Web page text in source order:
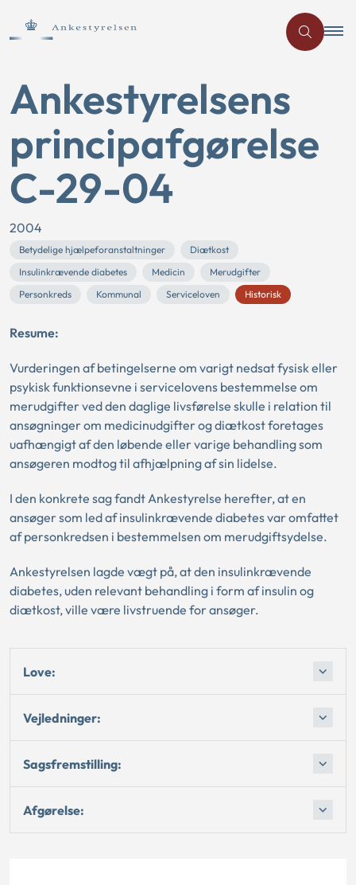
Ankestyrelsens
principafgørelse
C-29-04
2004
Betydelige hjælpeforanstaltninger
Diætkost
Insulinkrævende diabetes
Medicin
Merudgifter
Personkreds
Kommunal Serviceloven Historisk
Resume:
Vurderingen af betingelserne om varigt nedsat fysisk eller
psykisk funktionsevne i servicelovens bestemmelse om
merudgifter ved den daglige livsførelse skulle i relation til
ansøgninger om medicinudgifter og diætkost foretages
uafhængigt af den løbende eller varige behandling som
ansøgeren modtog til afhjælpning af sin lidelse.
I den konkrete sag fandt Ankestyrelse herefter, at en
ansøger som led af insulinkrævende diabetes var omfattet
af personkredsen i bestemmelsen om merudgiftsydelse.
Ankestyrelsen lagde vægt på, at den insulinkrævende
diabetes, uden relevant behandling i form af insulin og
diætkost, ville være livstruende for ansøger.
Love:
Vejledninger:
Sagsfremstilling:
Afgørelse: